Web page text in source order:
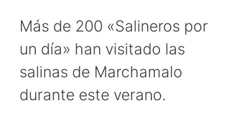
Más de 200 «Salineros por
un día» han visitado las
salinas de Marchamalo
durante este verano.